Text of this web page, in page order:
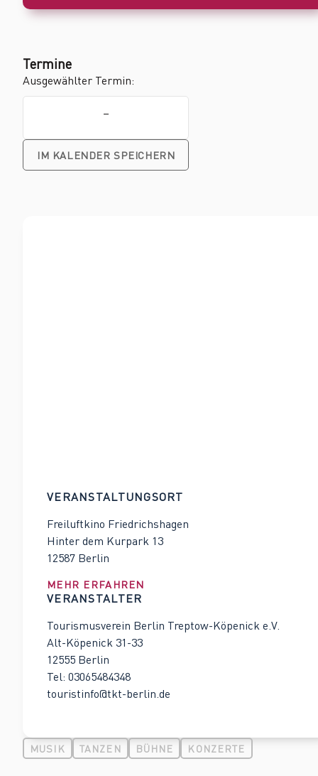
Termine
Ausgewählter Termin:
–
IM KALENDER SPEICHERN
VERANSTALTUNGSORT
Freiluftkino Friedrichshagen
Hinter dem Kurpark 13
MEHR ERFAHREN
VERANSTALTER
Tourismusverein Berlin Treptow-Köpenick e.V.
Alt-Köpenick 31-33
12555 Berlin
Tel: 03065484348
touristinfo@tkt-berlin.de
MUSIK TANZEN BÜHNE KONZERTE